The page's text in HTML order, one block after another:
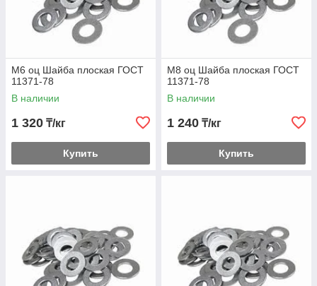
М6 оц Шайба плоская ГОСТ
11371-78
В наличии
1 320 ₸/кг
Купить
М8 оц Шайба плоская ГОСТ
11371-78
В наличии
1 240 ₸/кг
Купить